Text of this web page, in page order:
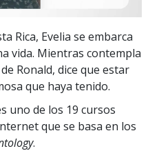
Rica, Evelia se embarca
vida. Mientras contempla
Ronald, dice que estar
que haya tenido.
uno de los 19 cursos
que se basa en los
.